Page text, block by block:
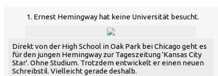
1. Ernest Hemingway hat keine Universität besucht.
Direkt von der High School in Oak Park bei Chicago geht es
für den jungen Hemingway zur Tageszeitung 'Kansas City
Star'. Ohne Studium. Trotzdem entwickelt er einen neuen
Schreibstil. Vielleicht gerade deshalb.